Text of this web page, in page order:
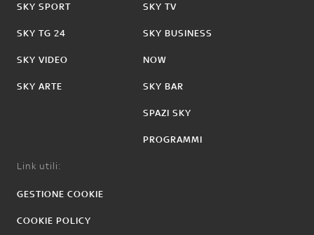
SKY SPORT
SKY TG 24
SKY VIDEO
SKY ARTE
SKY TV
SKY BUSINESS
NOW
SKY BAR
SPAZI SKY
PROGRAMMI
Link utili:
GESTIONE COOKIE
COOKIE POLICY